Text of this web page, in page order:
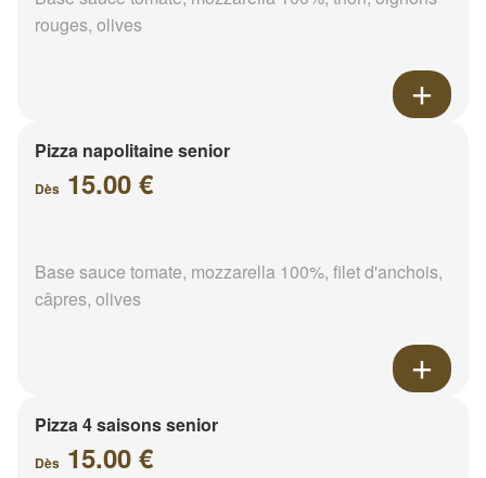
rouges, olives
Pizza napolitaine senior
Dès 15.00 €
Base sauce tomate, mozzarella 100%, filet d'anchois,
câpres, olives
Pizza 4 saisons senior
Dès 15.00 €